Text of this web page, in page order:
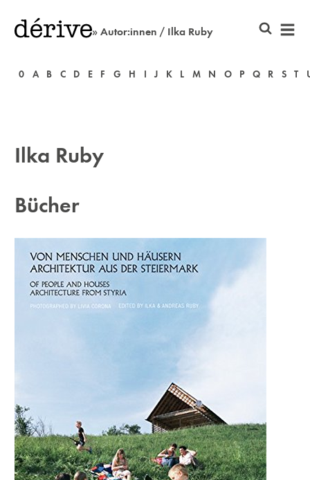
» Autor:innen / Ilka Ruby
0 A B C D E F G H I J K L M N O P Q R S T
Ilka Ruby
Bücher